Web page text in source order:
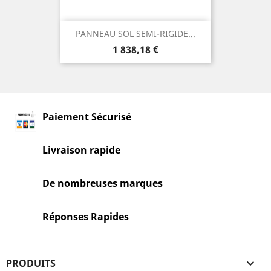
PANNEAU SOL SEMI-RIGIDE...
Prix
1 838,18 €
Paiement Sécurisé
Livraison rapide
De nombreuses marques
Réponses Rapides
PRODUITS 